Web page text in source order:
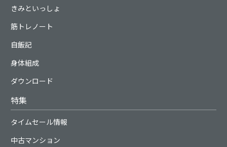
きみといっしょ
筋トレノート
自飯記
身体組成
ダウンロード
特集
タイムセール情報
中古マンション